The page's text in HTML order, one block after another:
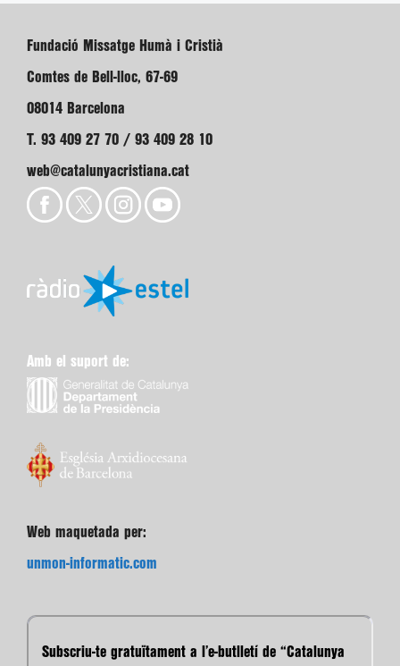
Fundació Missatge Humà i Cristià
Comtes de Bell-lloc, 67-69
08014 Barcelona
T. 93 409 27 70 / 93 409 28 10
web@catalunyacristiana.cat
Amb el suport de:
Web maquetada per:
unmon-informatic.com
Subscriu-te gratuïtament a l’e-butlletí de “Catalunya